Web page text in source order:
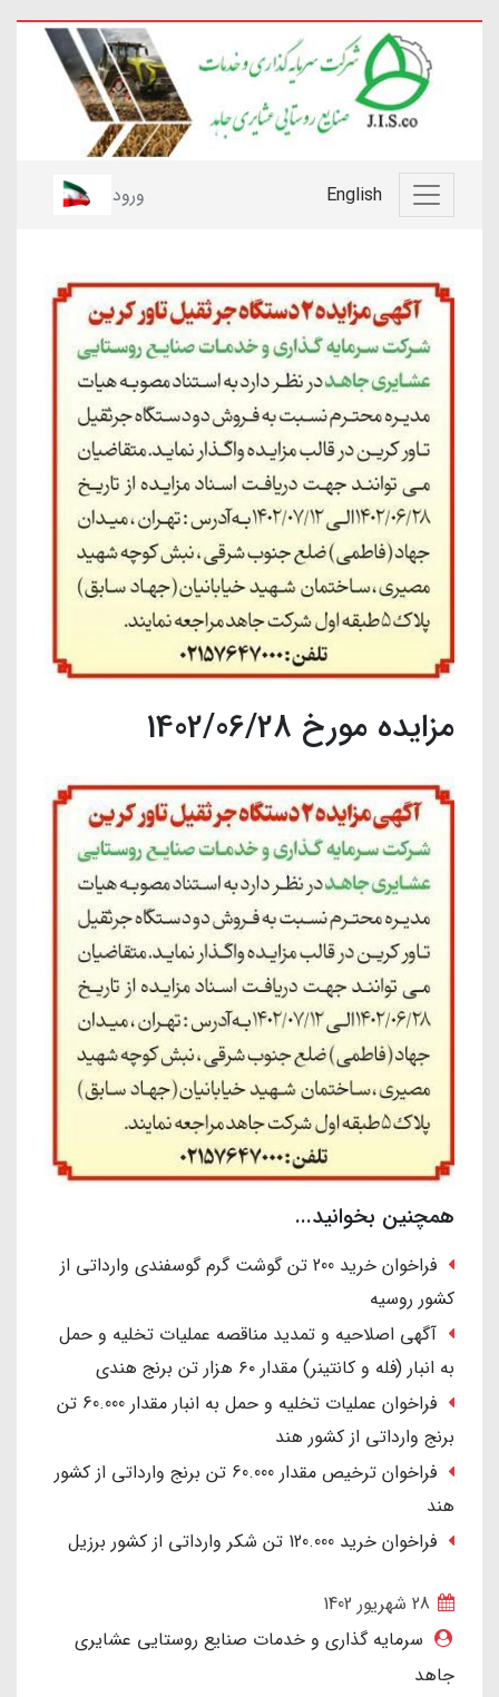
English ورود
مزایده مورخ 1402/06/28
همچنین بخوانید...
فراخوان خرید 200 تن گوشت گرم گوسفندی وارداتی از
کشور روسیه
آگهی اصلاحیه و تمدید مناقصه عملیات تخلیه و حمل
به انبار (فله و کانتینر) مقدار ۶۰ هزار تن برنج هندی
فراخوان عملیات تخلیه و حمل به انبار مقدار 60.000 تن
برنج وارداتی از کشور هند
فراخوان ترخیص مقدار 60.000 تن برنج وارداتی از کشور
هند
فراخوان خرید 120.000 تن شکر وارداتی از کشور برزیل
سرمایه گذاری و خدمات صنایع روستایی عشایری
جاهد